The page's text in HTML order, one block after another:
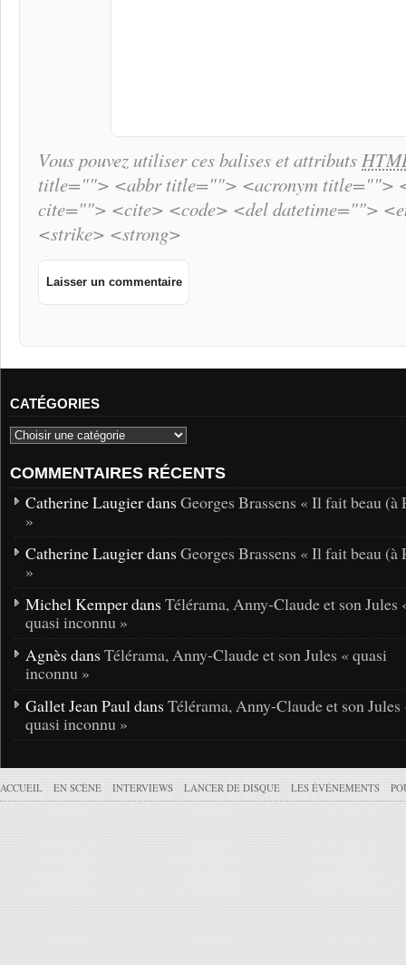
Vous pouvez utiliser ces balises et attributs
title=""> <abbr title=""> <acronym title="">
cite=""> <cite> <code> <del datetime="">
<strike> <strong>
CATÉGORIES
COMMENTAIRES RÉCENTS
Catherine Laugier dans Georges Brassens « Il fait beau (à
»
Catherine Laugier dans Georges Brassens « Il fait beau (à
»
Michel Kemper dans Télérama, Anny-Claude et son Jules
quasi inconnu »
Agnès dans Télérama, Anny-Claude et son Jules « quasi
inconnu »
Gallet Jean Paul dans Télérama, Anny-Claude et son Jules
quasi inconnu »
ACCUEIL EN SCÈNE INTERVIEWS LANCER DE DISQUE LES ÉVÉNEMENTS